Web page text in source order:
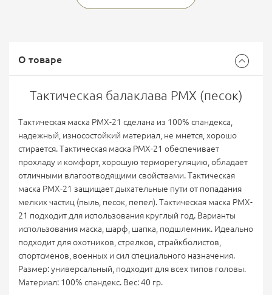
О товаре
Тактическая балаклава PMX (песок)
Тактическая маска PMX-21 сделана из 100% спандекса,
надежный, износостойкий материал, не мнется, хорошо
стирается. Тактическая маска PMX-21 обеспечивает
прохладу и комфорт, хорошую терморегуляцию, обладает
отличными влагоотводящими свойствами. Тактическая
маска PMX-21 защищает дыхательные пути от попадания
мелких частиц (пыль, песок, пепел). Тактическая маска PMX-
21 подходит для использования круглый год. Варианты
использования маска, шарф, шапка, подшлемник. Идеально
подходит для охотников, стрелков, страйкболистов,
спортсменов, военных и сил специального назначения.
Размер: универсальный, подходит для всех типов головы.
Материал: 100% спандекс. Вес: 40 гр.